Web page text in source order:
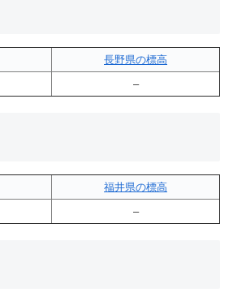
長野県の標高
–
福井県の標高
–